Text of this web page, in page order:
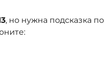
, но нужна подсказка по